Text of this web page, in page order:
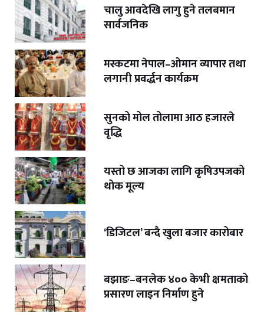
चालु आवदेखि लागु हुने तलबमान
सार्वजनिक
मस्कटमा नेपाल–ओमान व्यापार तथा
लगानी प्रवर्द्धन कार्यक्रम
सुनको मोल तोलामा आठ हजारले
वृद्धि
यस्तो छ आजका लागि कृषिउपजको
थोक मूल्य
‘डिजिटल’ बन्दै खुला बजार कारोबार
बझाङ–बनलेक ४०० केभी क्षमताको
प्रसारण लाइन निर्माण हुने